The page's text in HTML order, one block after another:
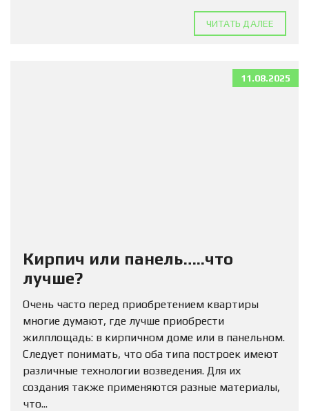
ЧИТАТЬ ДАЛЕЕ
11.08.2025
Кирпич или панель…..что
лучше?
Очень часто перед приобретением квартиры
многие думают, где лучше приобрести
жилплощадь: в кирпичном доме или в панельном.
Следует понимать, что оба типа построек имеют
различные технологии возведения. Для их
создания также применяются разные материалы,
что...